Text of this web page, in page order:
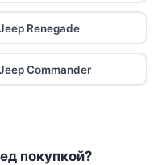
Renegade
Commander
покупкой?